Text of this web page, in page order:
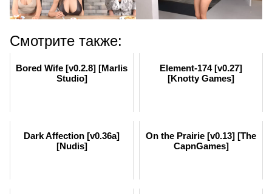
Смотрите также:
Bored Wife [v0.2.8] [Marlis
Studio]
Element-174 [v0.27]
[Knotty Games]
Dark Affection [v0.36a]
[Nudis]
On the Prairie [v0.13] [The
CapnGames]